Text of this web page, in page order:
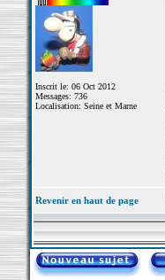
Inscrit le: 06 Oct 2012
Messages: 736
Localisation: Seine et Marne
Revenir en haut de page